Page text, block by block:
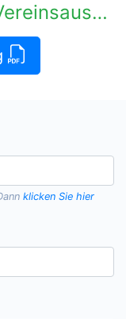
Keine Kosten falls kein Vereinsauszug verfügbar
klicken Sie hier